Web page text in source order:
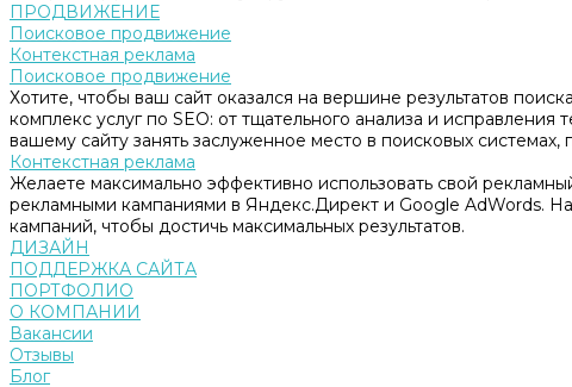
ПРОДВИЖЕНИЕ
Поисковое продвижение
Контекстная реклама
Поисковое продвижение
Хотите, чтобы ваш сайт оказался на вершине результатов
комплекс услуг по SEO: от тщательного анализа и
вашему сайту занять заслуженное место в поисковых системах,
Контекстная реклама
Желаете максимально эффективно использовать свой
рекламными кампаниями в Яндекс.Директ и Google AdWords.
кампаний, чтобы достичь максимальных результатов.
ДИЗАЙН
ПОДДЕРЖКА САЙТА
ПОРТФОЛИО
О КОМПАНИИ
Вакансии
Отзывы
Блог